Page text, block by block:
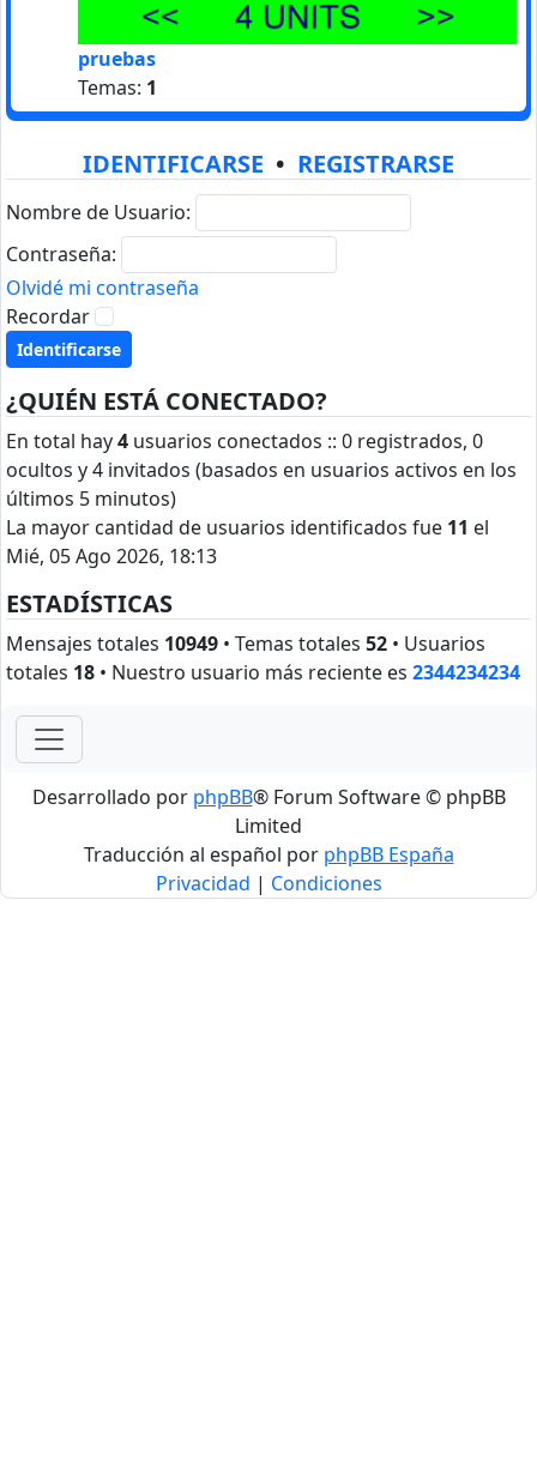
pruebas
Temas: 1
IDENTIFICARSE • REGISTRARSE
Nombre de Usuario:
Contraseña:
Olvidé mi contraseña
Recordar
¿QUIÉN ESTÁ CONECTADO?
En total hay4 usuarios conectados :: 0 registrados, 0
ocultos y 4 invitados (basados en usuarios activos en los
últimos 5 minutos)
La mayor cantidad de usuarios identificados fue 11 el
Mié, 05 Ago 2026, 18:13
ESTADÍSTICAS
Mensajes totales 10949 • Temas totales 52 • Usuarios
totales 18 • Nuestro usuario más reciente es 2344234234
Desarrollado por phpBB® Forum Software © phpBB
Limited
Traducción al español por phpBB España
Privacidad | Condiciones